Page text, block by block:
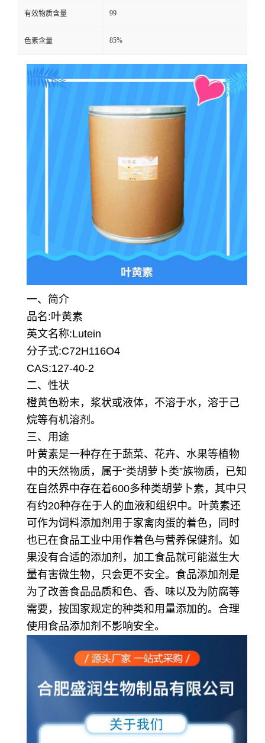
有效物质含量 99
色素含量 85%
一、简介
品名:叶黄素
英文名称:Lutein
分子式:C72H116O4
CAS:127-40-2
二、性状
橙黄色粉末，浆状或液体，不溶于水，溶于己
烷等有机溶剂。
三、用途
叶黄素是一种存在于蔬菜、花卉、水果等植物
中的天然物质，属于“类胡萝卜类”族物质，已知
在自然界中存在着600多种类胡萝卜素，其中只
有约20种存在于人的血液和组织中。 叶黄素还
可作为饲料添加剂用于家禽肉蛋的着色，同时
也已在食品工业中用作着色与营养保健剂。如
果没有合适的添加剂，加工食品就可能滋生大
量有害微生物，只会更不安全。食品添加剂是
为了改善食品品质和色、香、味以及为防腐等
需要，按国家规定的种类和用量添加的。合理
使用食品添加剂不影响安全。